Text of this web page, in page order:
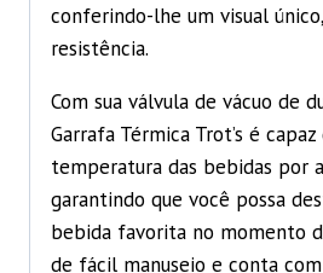
conferindo-lhe um visual
resistência.
Com sua válvula de vácuo de
Garrafa Térmica Trot’s é
temperatura das bebidas por
garantindo que você possa
bebida favorita no momento
de fácil manuseio e conta